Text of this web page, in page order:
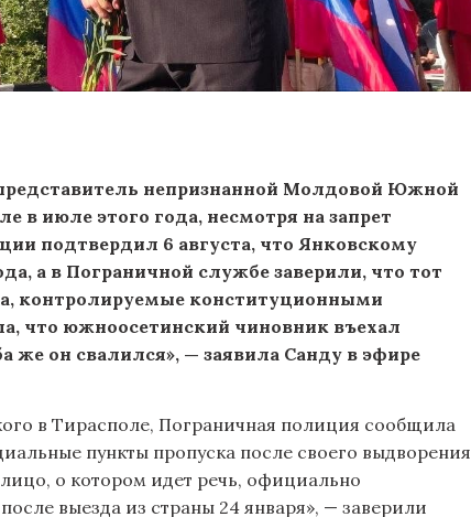
непризнанной Молдовой Южной
в июле этого года, несмотря на запрет
подтвердил 6 августа, что Янковскому
а в Пограничной службе заверили, что тот
контролируемые конституционными
что южноосетинский чиновник въехал
же он свалился», — заявила Санду в эфире
в Тирасполе, Пограничная полиция сообщила
пункты пропуска после своего выдворения
о котором идет речь, официально
выезда из страны 24 января», — заверили